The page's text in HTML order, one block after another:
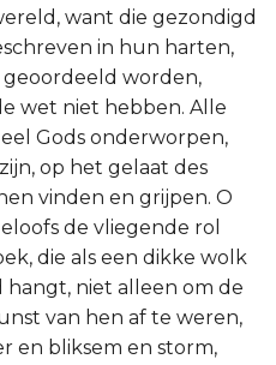
want die gezondigd
in hun harten,
worden,
wet niet hebben. Alle
Gods onderworpen,
op het gelaat des
vinden en grijpen. O
de vliegende rol
die als een dikke wolk
niet alleen om de
van hen af te weren,
en bliksem en storm,